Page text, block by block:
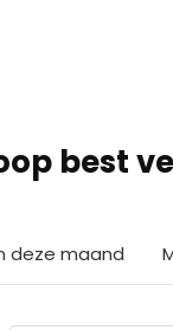
best
deze maand